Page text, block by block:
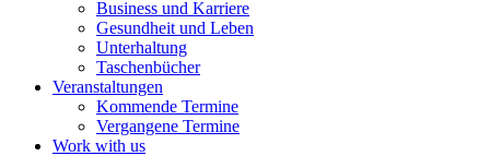
Business und Karriere
Gesundheit und Leben
Unterhaltung
Taschenbücher
Veranstaltungen
Kommende Termine
Vergangene Termine
Work with us